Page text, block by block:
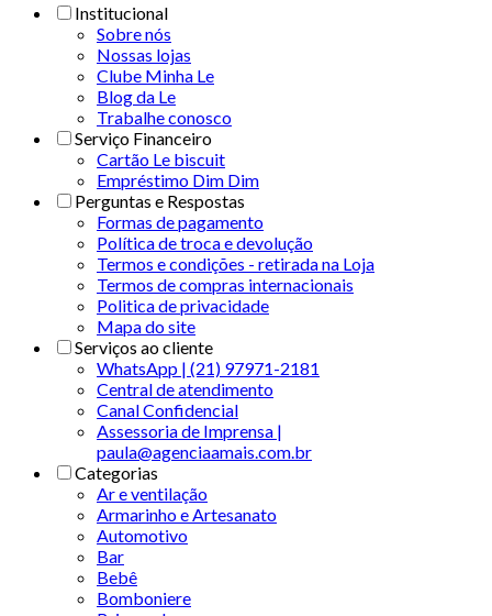
Institucional
Sobre nós
Nossas lojas
Clube Minha Le
Blog da Le
Trabalhe conosco
Serviço Financeiro
Cartão Le biscuit
Empréstimo Dim Dim
Perguntas e Respostas
Formas de pagamento
Política de troca e devolução
Termos e condições - retirada na Loja
Termos de compras internacionais
Politica de privacidade
Mapa do site
Serviços ao cliente
WhatsApp | (21) 97971-2181
Central de atendimento
Canal Confidencial
Assessoria de Imprensa |
paula@agenciaamais.com.br
Categorias
Ar e ventilação
Armarinho e Artesanato
Automotivo
Bar
Bebê
Bomboniere